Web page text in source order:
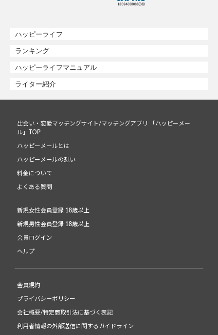
ハッピーライフ
ランキング
ハッピーライフマニュアル
ライター紹介
出会い・恋愛マッチングサイト/マッチングアプリ 「ハッピーメー
ル」TOP
ハッピーメールとは
ハッピーメールの想い
料金について
よくある質問
新規女性会員登録 18歳以上
新規男性会員登録 18歳以上
会員ログイン
ヘルプ
会員規約
プライバシーポリシー
会社概要/特定商取引法に基づく表記
利用者情報の外部送信に関するガイドライン